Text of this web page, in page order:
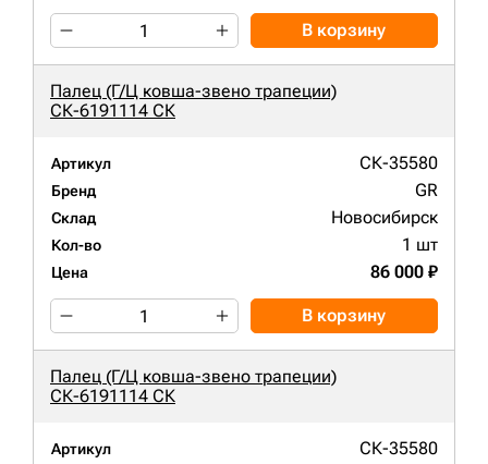
В корзину
Палец (Г/Ц ковша-звено трапеции)
СК-6191114 СК
Артикул СК-35580
Бренд GR
Склад Новосибирск
Кол-во 1 шт
Цена 86 000 ₽
В корзину
Палец (Г/Ц ковша-звено трапеции)
СК-6191114 СК
Артикул СК-35580